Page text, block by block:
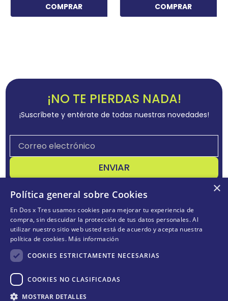
COMPRAR
COMPRAR
¡NO TE PIERDAS NADA!
¡Suscríbete y entérate de todas nuestras novedades!
ENVIAR
CONÓCENOS
POLÍTICAS
TE AYUDAMOS
×
Política general sobre Cookies
En Dos x Tres usamos cookies para mejorar tu experiencia de
compra, sin descuidar la protección de tus datos personales. Al
utilizar nuestro sitio web usted está de acuerdo y acepta nuestra
política de cookies. Más información
COOKIES ESTRICTAMENTE NECESARIAS
COOKIES NO CLASIFICADAS
MOSTRAR DETALLES